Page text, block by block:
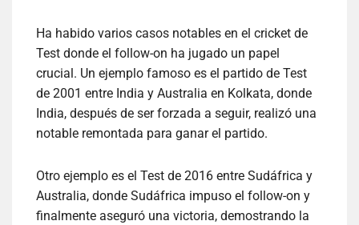
Ha habido varios casos notables en el cricket de
Test donde el follow-on ha jugado un papel
crucial. Un ejemplo famoso es el partido de Test
de 2001 entre India y Australia en Kolkata, donde
India, después de ser forzada a seguir, realizó una
notable remontada para ganar el partido.
Otro ejemplo es el Test de 2016 entre Sudáfrica y
Australia, donde Sudáfrica impuso el follow-on y
finalmente aseguró una victoria, demostrando la